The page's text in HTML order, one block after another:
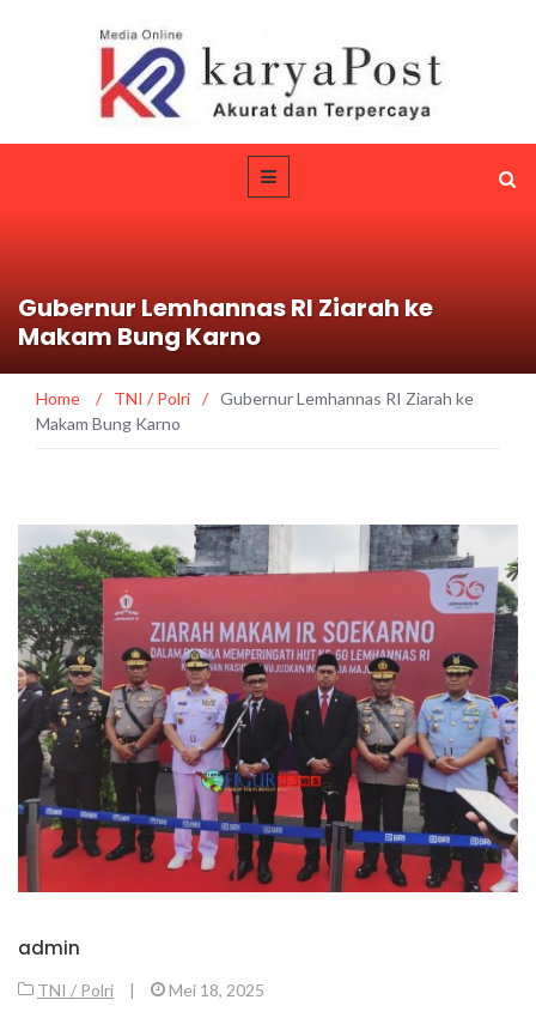
Gubernur Lemhannas RI Ziarah ke
Makam Bung Karno
Home / TNI / Polri / Gubernur Lemhannas RI Ziarah ke
Makam Bung Karno
admin
TNI / Polri | Mei 18, 2025